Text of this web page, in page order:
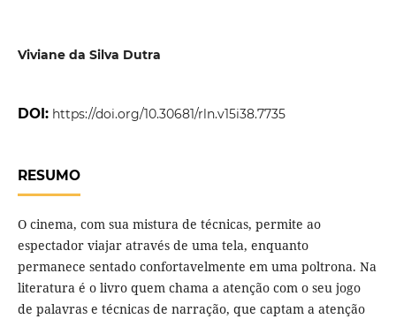
Viviane da Silva Dutra
DOI: https://doi.org/10.30681/rln.v15i38.7735
RESUMO
O cinema, com sua mistura de técnicas, permite ao
espectador viajar através de uma tela, enquanto
permanece sentado confortavelmente em uma poltrona. Na
literatura é o livro quem chama a atenção com o seu jogo
de palavras e técnicas de narração, que captam a atenção